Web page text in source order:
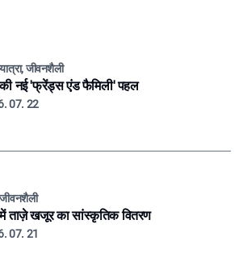
जीवनशैली
नई 'फ्रेंड्स एंड फैमिली' पहल
07. 22
ताज़े खजूर का सांस्कृतिक वितरण
07. 21